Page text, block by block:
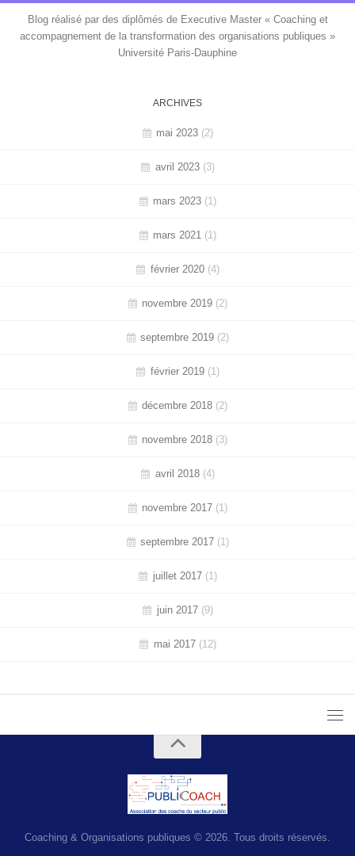
Blog réalisé par des diplômés de Executive Master « Coaching et
accompagnement de la transformation des organisations publiques »
Université Paris-Dauphine
ARCHIVES
mai 2023 (2)
avril 2023(3)
mars 2023 (1)
mars 2021 (1)
février 2020(4)
novembre 2019 (2)
septembre 2019 (2)
février 2019(1)
décembre 2018 (2)
novembre 2018 (3)
avril 2018(4)
novembre 2017 (1)
septembre 2017 (1)
juillet 2017(1)
juin 2017(9)
mai 2017(12)
Coaching & Organisations publiques © 2026. Tous droits réservés.